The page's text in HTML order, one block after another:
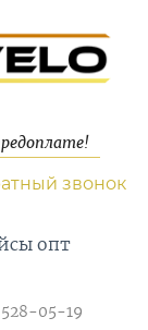
звонок
опт
05-19